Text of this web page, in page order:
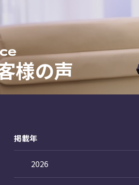
様の声
掲載年
2026
お客様の声